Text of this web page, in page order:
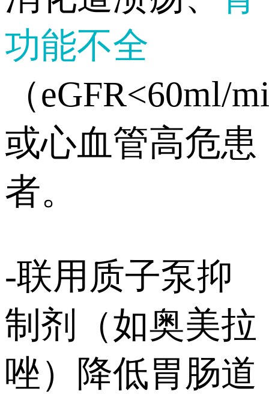
功能不全
（eGFR<60ml/
或心血管高危患
者。
-联用质子泵抑
制剂（如奥美拉
唑）降低胃肠道